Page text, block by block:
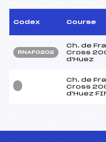
Codex Course
RNAF0202
Ch. de
Cross
d'Huez
Ch. de
Cross
d'Huez